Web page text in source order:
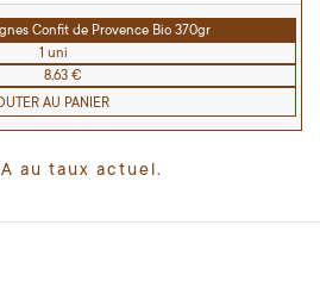
Confit de Provence Bio 370gr
1 uni
8,63 €
AU PANIER
au taux actuel.